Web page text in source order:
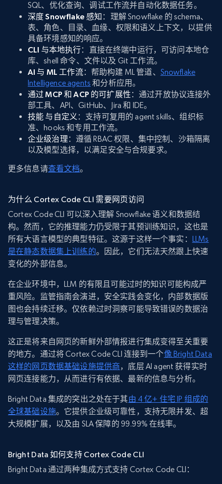
SQL、优化查询、调试工作流并自动化数据任务。
深度 Snowflake 感知 ：理解 Snowflake 的 schema、
表、角色、目录、血缘、权限和语义上下文，以提供
具备环境感知的响应。
CLI 与本地执行：直接在终端中运行，可访问本地仓
库、shell 命令、文件以及 Git 工作流。
AI 与 ML 工作流：帮助构建 ML 管道、 Snowflake
Intelligence agents 和分析应用。
通过 MCP 和 ACP 的可扩展性 ：通过开放协议连接外
部工具、API、GitHub、Jira 和 IDE。
技能 与自定义 ：支持可复用的 agent skills、组织标
准、hooks 和专用工作流。
企业级治理 ：遵循 RBAC 权限、集中控制、沙箱隔离
以及模型选择，以满足安全与合规要求。
更多信息请查看文档。
为什么 Cortex Code CLI 需要网页访问
Cortex Code CLI 可以深入理解 Snowflake 语义和数据结
构。然而，它的推理能力仍受限于其预训练知识，这也是
所有大语言模型的典型特征。这源于这样一个事实：
LLMs
是在静态数据集上训练的。因此，它们无法天然跟上快速
变化的外部信息。
在企业环境中，LLM 的有限且可能过时的知识可能构成严
重风险。监管指南会演进，安全实践会变化，内部数据版
图也会持续迁移。仅依赖过时洞察可能导致错误的数据治
理与管理决策。
这正是将来自网页的新鲜外部情报进行集成变得至关重要
的地方。通过将 Cortex Code CLI 连接到一个像 Bright Data
这样的网页数据基础设施提供商，底层 AI agent 获得实时
网页连接能力，从而进行有依据、最新的信息与分析。
Bright Data 集成的突出之处在于其由 4 亿+ 住宅 IP 组成的
全球基础设施。它提供企业级可靠性，支持无限并发、超
大规模扩展，以及由 SLA 保障的 99.99% 在线率。
Bright Data 如何支持 Cortex Code CLI
Bright Data 通过两种集成方式支持 Cortex Code CLI：